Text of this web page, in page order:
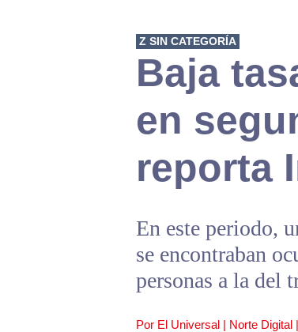
Z SIN CATEGORÍA
Baja
en
reporta
En este periodo,
se encontraban
personas a la del
Por El Universal | Norte Digital |